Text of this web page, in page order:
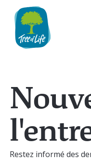
Restez informé des